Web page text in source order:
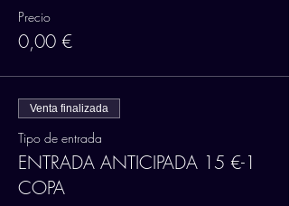
Precio
0,00 €
Venta finalizada
Tipo de entrada
ENTRADA ANTICIPADA 15 €-1
COPA